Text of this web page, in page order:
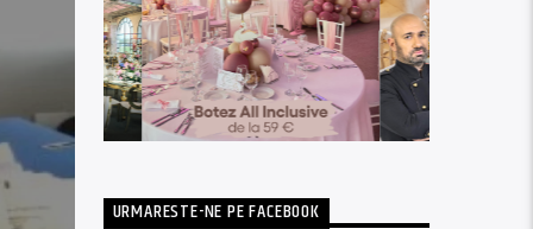
URMARESTE-NE PE FACEBOOK